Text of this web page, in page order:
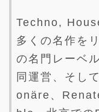
Techno,
多くの名作を
の名門レーベ
同運営、そし
onäre、